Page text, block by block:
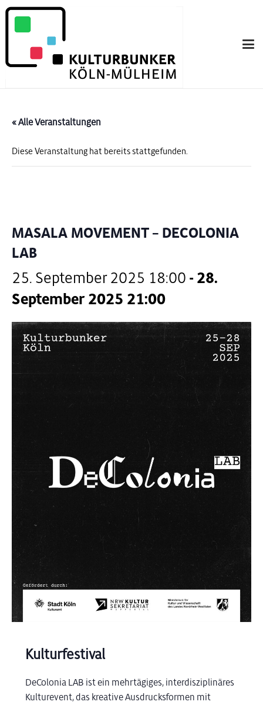
« Alle Veranstaltungen
Diese Veranstaltung hat bereits stattgefunden.
MASALA MOVEMENT – DECOLONIA
LAB
25. September 2025 18:00 - 28.
September 2025 21:00
Kulturfestival
DeColonia LAB ist ein mehrtägiges, interdisziplinäres
Kulturevent, das kreative Ausdrucksformen mit